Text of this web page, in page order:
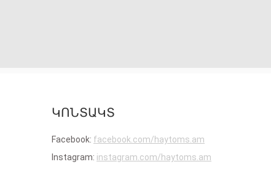
ԿՈՆՏԱԿՏ
Facebook: facebook.com/haytoms.am
Instagram: instagram.com/haytoms.am